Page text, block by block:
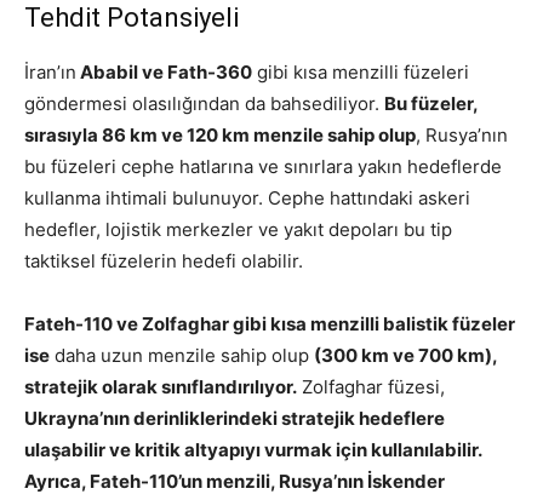
Tehdit Potansiyeli
İran’ın Ababil ve Fath-360 gibi kısa menzilli füzeleri
göndermesi olasılığından da bahsediliyor. Bu füzeler,
sırasıyla 86 km ve 120 km menzile sahip olup, Rusya’nın
bu füzeleri cephe hatlarına ve sınırlara yakın hedeflerde
kullanma ihtimali bulunuyor. Cephe hattındaki askeri
hedefler, lojistik merkezler ve yakıt depoları bu tip
taktiksel füzelerin hedefi olabilir.
Fateh-110 ve Zolfaghar gibi kısa menzilli balistik füzeler
ise daha uzun menzile sahip olup (300 km ve 700 km),
stratejik olarak sınıflandırılıyor. Zolfaghar füzesi,
Ukrayna’nın derinliklerindeki stratejik hedeflere
ulaşabilir ve kritik altyapıyı vurmak için kullanılabilir.
Ayrıca, Fateh-110’un menzili, Rusya’nın İskender